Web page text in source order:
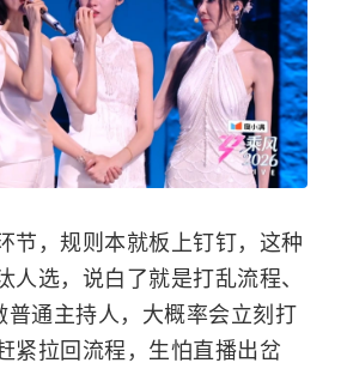
节，规则本就板上钉钉，这种
人选，说白了就是打乱流程、
普通主持人，大概率会立刻打
紧拉回流程，生怕直播出岔